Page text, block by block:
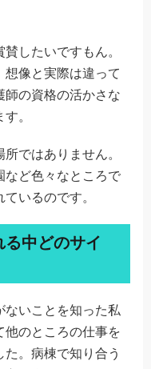
したいですもん。
想像と実際は違って
の資格の活かさな
。
ではありません。
など色々なところで
いるのです。
中どのサイ
ないことを知った私
他のところの仕事を
。病棟で知り合う